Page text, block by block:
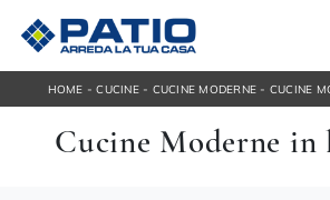
HOME -CUCINE- CUCINE MODERNE - CUCINE
Cucine Moderne in